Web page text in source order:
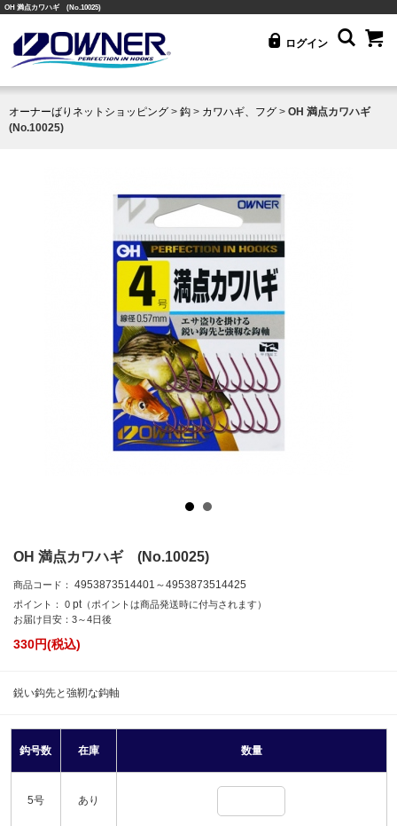
OH 満点カワハギ (No.10025)
ログイン
オーナーばりネットショッピング > 鈎 > カワハギ、フグ > OH 満点カワハギ
(No.10025)
OH 満点カワハギ (No.10025)
商品コード： 4953873514401～4953873514425
ポイント： 0 pt （ポイントは商品発送時に付与されます）
お届け目安：3～4日後
330円(税込)
鋭い鈎先と強靭な鈎軸
鈎号数 在庫 数量
5号 あり